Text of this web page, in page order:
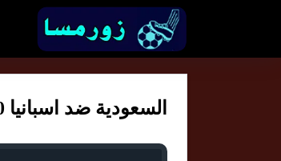
السعودية ضد اسبانيا 7:00